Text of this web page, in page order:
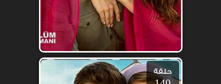
حلقة